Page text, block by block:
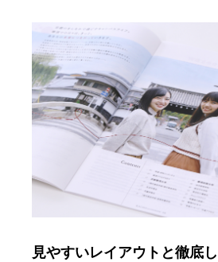
見やすいレイアウトと徹底し